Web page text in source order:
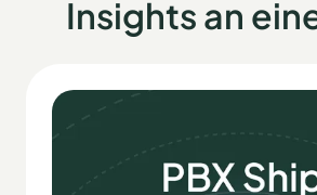
Insights an